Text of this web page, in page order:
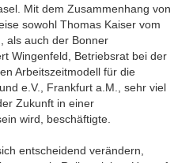
Mit dem Zusammenhang von
sowohl Thomas Kaiser vom
als auch der Bonner
Wingenfeld, Betriebsrat bei der
Arbeitszeitmodell für die
e.V., Frankfurt a.M., sehr viel
Zukunft in einer
wird, beschäftigte.
entscheidend verändern,